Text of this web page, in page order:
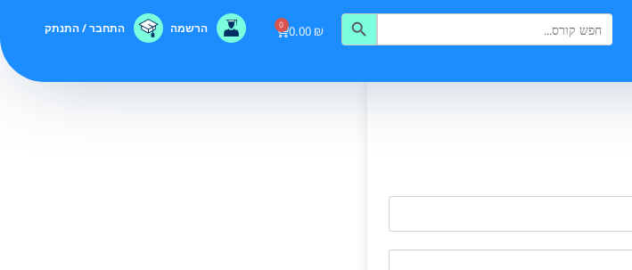
Search
for:
Search Button
0.00 ₪
0 הרשמה התחבר / התנתק